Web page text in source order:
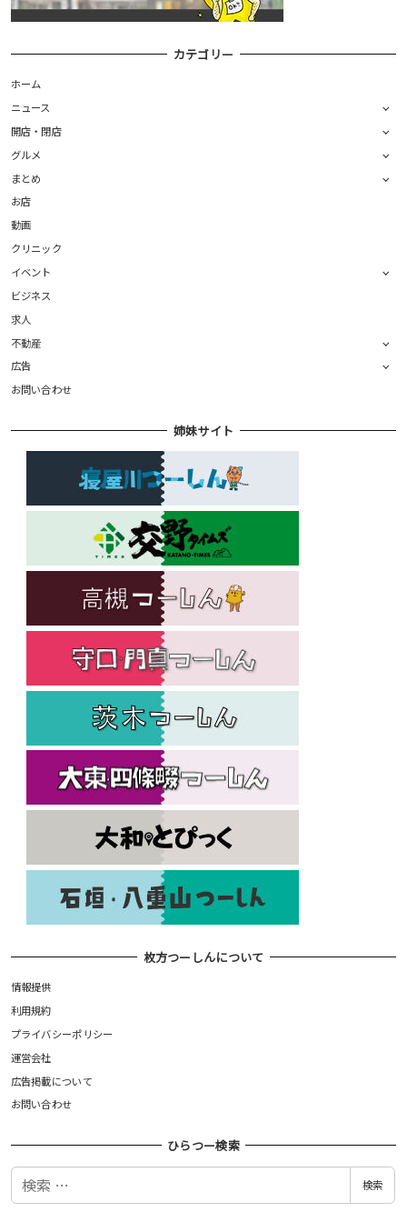
カテゴリー
ホーム
ニュース
開店・閉店
グルメ
まとめ
お店
動画
クリニック
イベント
ビジネス
求人
不動産
広告
お問い合わせ
姉妹サイト
枚方つーしんについて
情報提供
利用規約
プライバシーポリシー
運営会社
広告掲載について
お問い合わせ
ひらつー検索
検
検索